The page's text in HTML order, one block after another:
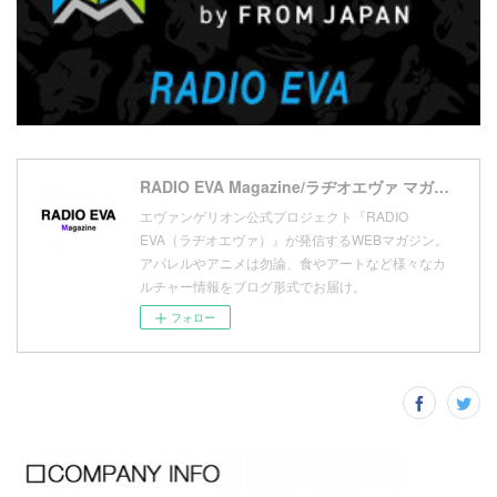
(10)
(11
(9)
(17)
16
RADIO EVA Magazine/ラヂオエヴァ マガジン
エヴァンゲリオン公式プロジェクト『RADIO
EVA（ラヂオエヴァ）』が発信するWEBマガジン。
アパレルやアニメは勿論、食やアートなど様々なカ
ルチャー情報をブログ形式でお届け。
フォロー